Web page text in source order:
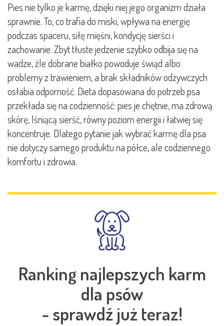
Pies nie tylko je karmę, dzięki niej jego organizm działa
sprawnie. To, co trafia do miski, wpływa na energię
podczas spaceru, siłę mięśni, kondycję sierści i
zachowanie. Zbyt tłuste jedzenie szybko odbija się na
wadze, źle dobrane białko powoduje świąd albo
problemy z trawieniem, a brak składników odżywczych
osłabia odporność. Dieta dopasowana do potrzeb psa
przekłada się na codzienność: pies je chętnie, ma zdrową
skórę, lśniącą sierść, równy poziom energii i łatwiej się
koncentruje. Dlatego pytanie jak wybrać karmę dla psa
nie dotyczy samego produktu na półce, ale codziennego
komfortu i zdrowia.
Ranking najlepszych karm
dla psów
- sprawdź już teraz!